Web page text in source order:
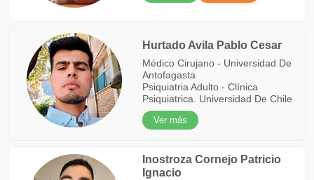
Hurtado Avila Pablo Cesar
Médico Cirujano - Universidad De
Antofagasta
Psiquiatria Adulto - Clínica
Psiquiatrica. Universidad De Chile
Ver más
Inostroza Cornejo Patricio
Ignacio